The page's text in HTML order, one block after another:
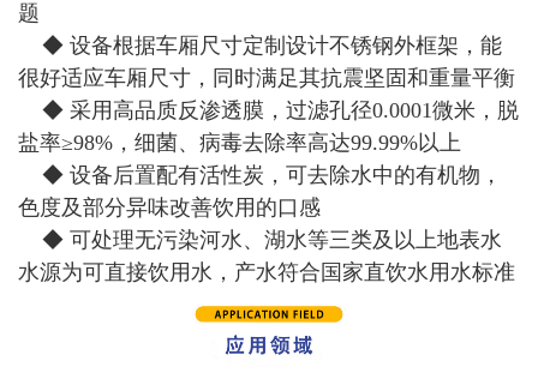
题
◆ 设备根据车厢尺寸定制设计不锈钢外框架，能
很好适应车厢尺寸，同时满足其抗震坚固和重量平衡
◆ 采用高品质反渗透膜，过滤孔径0.0001微米，脱
盐率≥98%，细菌、病毒去除率高达99.99%以上
◆ 设备后置配有活性炭，可去除水中的有机物，
色度及部分异味改善饮用的口感
◆ 可处理无污染河水、湖水等三类及以上地表水
水源为可直接饮用水，产水符合国家直饮水用水标准